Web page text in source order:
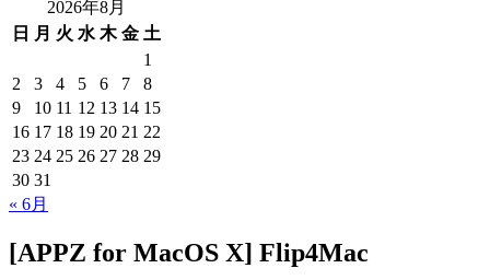
2026年8月
日
月 火 水 木 金 土
1
2
3 4 5 6 7
8
9
10 11 12 13 14 15
16 17 18 19 20 21 22
23 24 25 26 27 28 29
30 31
« 6月
[APPZ for MacOS X] Flip4Mac